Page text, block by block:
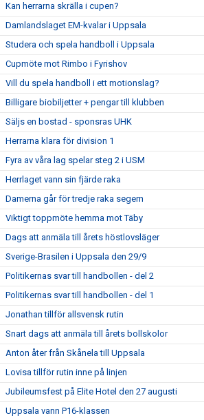
Kan herrarna skrälla i cupen?
Damlandslaget EM-kvalar i Uppsala
Studera och spela handboll i Uppsala
Cupmöte mot Rimbo i Fyrishov
Vill du spela handboll i ett motionslag?
Billigare biobiljetter + pengar till klubben
Säljs en bostad - sponsras UHK
Herrarna klara för division 1
Fyra av våra lag spelar steg 2 i USM
Herrlaget vann sin fjärde raka
Damerna går för tredje raka segern
Viktigt toppmöte hemma mot Täby
Dags att anmäla till årets höstlovsläger
Sverige-Brasilen i Uppsala den 29/9
Politikernas svar till handbollen - del 2
Politikernas svar till handbollen - del 1
Jonathan tillför allsvensk rutin
Snart dags att anmäla till årets bollskolor
Anton åter från Skånela till Uppsala
Lovisa tillför rutin inne på linjen
Jubileumsfest på Elite Hotel den 27 augusti
Uppsala vann P16-klassen